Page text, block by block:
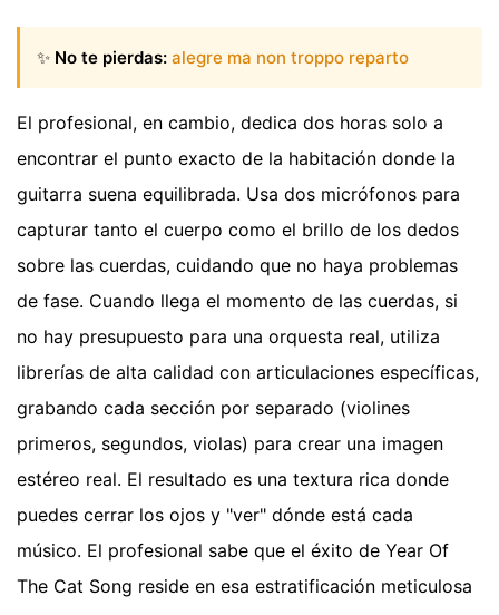
✨ No te pierdas: alegre ma non troppo reparto
El profesional, en cambio, dedica dos horas solo a
encontrar el punto exacto de la habitación donde la
guitarra suena equilibrada. Usa dos micrófonos para
capturar tanto el cuerpo como el brillo de los dedos
sobre las cuerdas, cuidando que no haya problemas
de fase. Cuando llega el momento de las cuerdas, si
no hay presupuesto para una orquesta real, utiliza
librerías de alta calidad con articulaciones específicas,
grabando cada sección por separado (violines
primeros, segundos, violas) para crear una imagen
estéreo real. El resultado es una textura rica donde
puedes cerrar los ojos y "ver" dónde está cada
músico. El profesional sabe que el éxito de Year Of
The Cat Song reside en esa estratificación meticulosa